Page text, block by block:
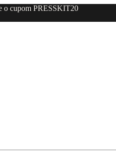
o cupom PRESSKIT20